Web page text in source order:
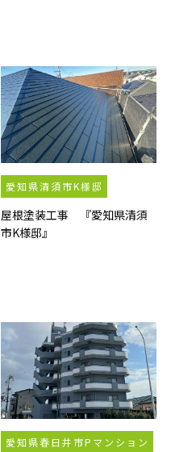
愛知県清須市K様邸
屋根塗装工事 『愛知県清須
市K様邸』
愛知県春日井市Pマンション